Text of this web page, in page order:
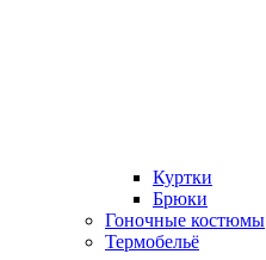
Куртки
Брюки
Гоночные костюмы
Термобельё